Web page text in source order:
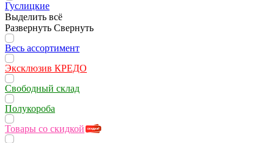
Гуслицкие
Выделить всё
Развернуть Свернуть
Весь ассортимент
Эксклюзив КРЕДО
Свободный склад
Полукороба
Товары со скидкой